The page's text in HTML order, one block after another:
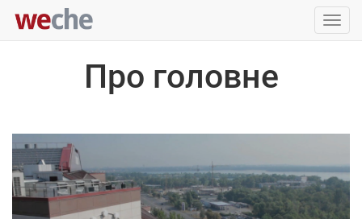
Про головне